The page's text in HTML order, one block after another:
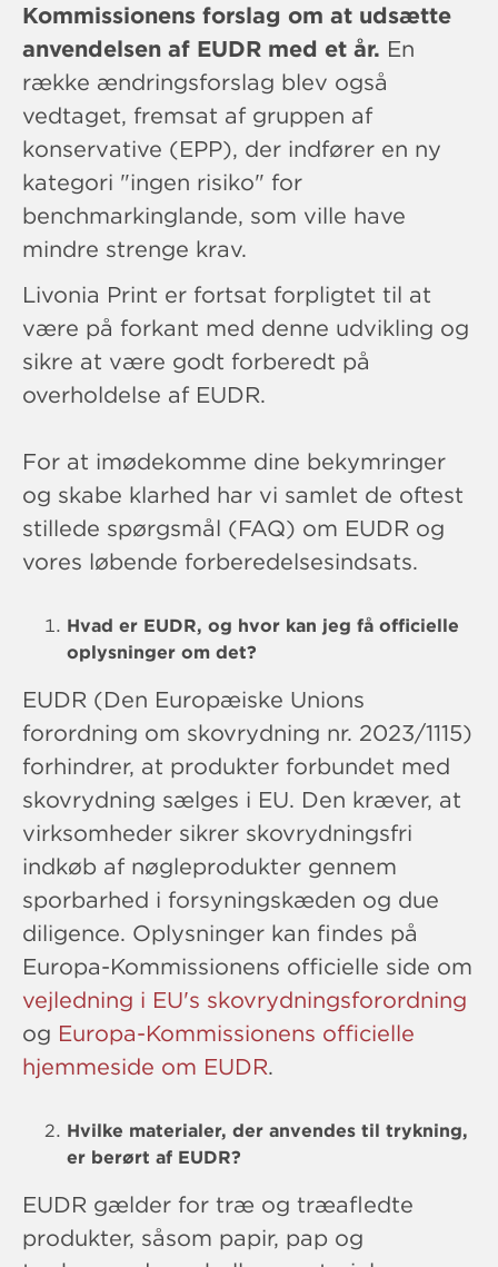
Kommissionens forslag om at udsætte
anvendelsen af ​​EUDR med et år. En
række ændringsforslag blev også
vedtaget, fremsat af gruppen af ​​
konservative (EPP), der indfører en ny
kategori "ingen risiko" for
benchmarkinglande, som ville have
mindre strenge krav.
Livonia Print er fortsat forpligtet til at
være på forkant med denne udvikling og
sikre at være godt forberedt på
overholdelse af EUDR.
For at imødekomme dine bekymringer
og skabe klarhed har vi samlet de oftest
stillede spørgsmål (FAQ) om EUDR og
vores løbende forberedelsesindsats.
Hvad er EUDR, og hvor kan jeg få officielle
oplysninger om det?
EUDR (Den Europæiske Unions
forordning om skovrydning nr. 2023/1115)
forhindrer, at produkter forbundet med
skovrydning sælges i EU. Den kræver, at
virksomheder sikrer skovrydningsfri
indkøb af nøgleprodukter gennem
sporbarhed i forsyningskæden og due
diligence. Oplysninger kan findes på
Europa-Kommissionens officielle side om
vejledning i EU's skovrydningsforordning
og Europa-Kommissionens officielle
hjemmeside om EUDR.
Hvilke materialer, der anvendes til trykning,
er berørt af EUDR?
EUDR gælder for træ og træafledte
produkter, såsom papir, pap og